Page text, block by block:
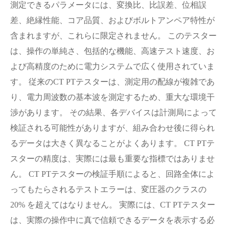
測定できるパラメータには、変換比、比誤差、位相誤
差、絶縁性能、コア品質、およびボルトアンペア特性が
含まれますが、これらに限定されません。 このテスター
は、操作の単純さ、包括的な機能、高速テスト速度、お
よび高精度のために電力システムで広く使用されていま
す。 従来のCT PTテスターは、測定用の配線が複雑であ
り、電力周波数の基本波を測定するため、重大な環境干
渉があります。 その結果、各デバイスは計測局によって
検証される可能性がありますが、組み合わせ後に得られ
るデータは大きく異なることがよくあります。 CT PTテ
スターの精度は、実際には最も重要な指標ではありませ
ん。 CT PTテスターの検証手順によると、回路全体によ
ってもたらされるテストエラーは、変圧器のクラスの
20% を超えてはなりません。 実際には、CT PTテスター
は、実際の操作中に真で信頼できるデータを表示する必